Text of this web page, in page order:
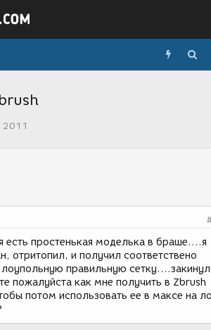
2011
есть простенькая моделька в браше....я
отритопил, и получил соответствено
правильную сетку....закинул
пожалуйста как мне получить в Zbrush
потом использовать ее в максе на